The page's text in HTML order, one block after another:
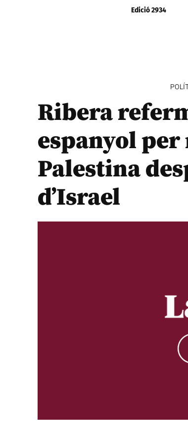
Edició 2934
Ribera
espanyol per
Palestina
d’Israel